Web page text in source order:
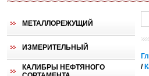
МЕТАЛЛОРЕЖУЩИЙ
ИЗМЕРИТЕЛЬНЫЙ
КАЛИБРЫ НЕФТЯНОГО
/